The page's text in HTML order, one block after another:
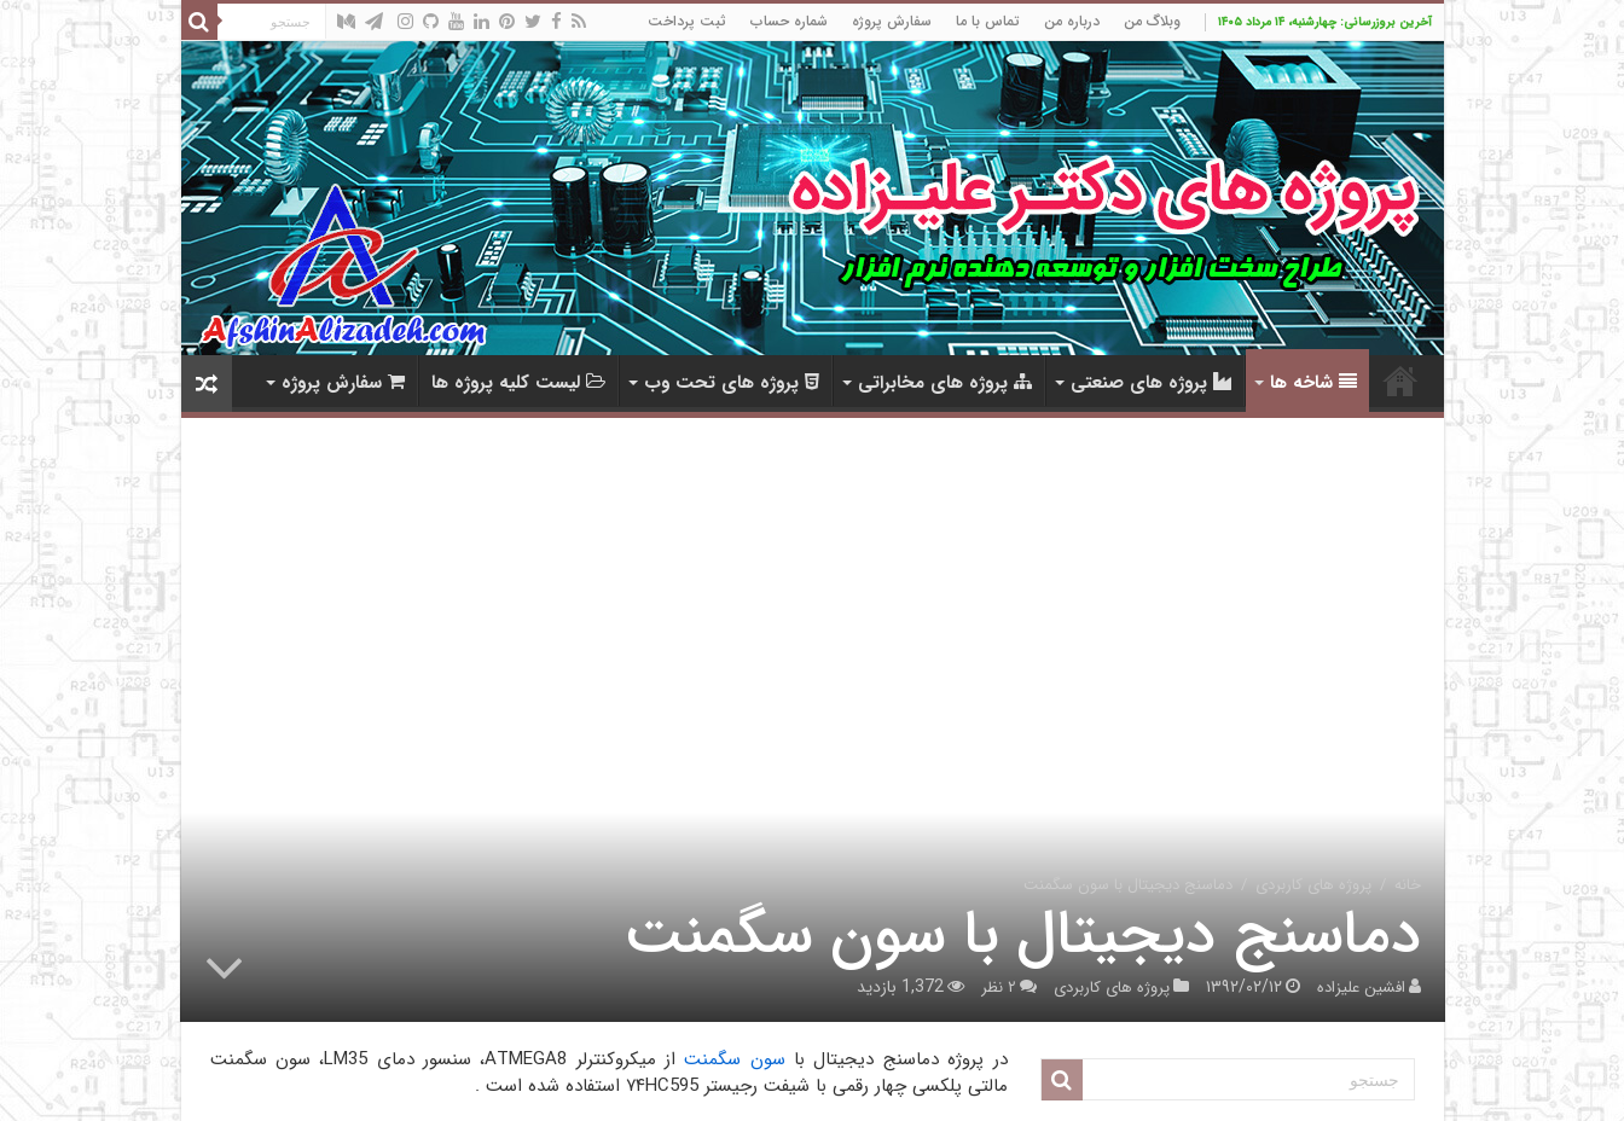
آخرین بروزرسانی: چهارشنبه، ۱۴ مرداد ۱۴۰۵ وبلاگ من درباره من تماس با ما سفارش پروژه شماره حساب ثبت پرداخت
شاخه ها پروژه های صنعتی پروژه های مخابراتی پروژه های تحت وب لیست کلیه پروژه ها سفارش پروژه
خانه پروژه های کاربردی دماسنج دیجیتال با سون سگمنت
دماسنج دیجیتال با سون سگمنت
افشین علیزاده ۱۳۹۲/۰۲/۱۲ پروژه های کاربردی ۲ نظر 1,372 بازدید
در پروژه دماسنج دیجیتال با سون سگمنت
از میکروکنترلر ATMEGA8، سنسور دمای LM35، سون سگمنت
مالتی پلکسی چهار رقمی با شیفت رجیستر ۷۴HC595 استفاده شده است .